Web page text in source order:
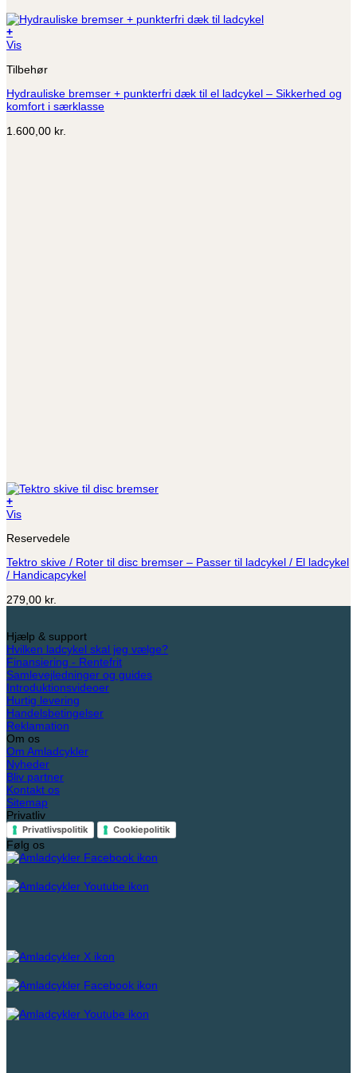
+
Vis
Tilbehør
Hydrauliske bremser + punkterfri dæk til el ladcykel – Sikkerhed og
komfort i særklasse
1.600,00 kr.
+
Vis
Reservedele
Tektro skive / Roter til disc bremser – Passer til ladcykel / El ladcykel
/ Handicapcykel
279,00 kr.
Hjælp & support
Hvilken ladcykel skal jeg vælge?
Finansiering - Rentefrit
Samlevejledninger og guides
Introduktionsvideoer
Hurtig levering
Handelsbetingelser
Reklamation
Om os
Om Amladcykler
Nyheder
Bliv partner
Kontakt os
Sitemap
Privatliv
Privatlivspolitik Cookiepolitik
Følg os